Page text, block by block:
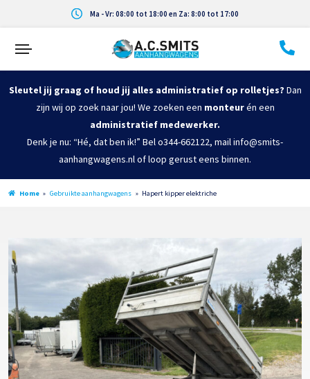
Ma - Vr: 08:00 tot 18:00 en Za: 8:00 tot 17:00
Sleutel jij graag of houd jij alles administratief op rolletjes? Dan
zijn wij op zoek naar jou! We zoeken een monteurén een
administratief medewerker.
Denk je nu: “Hé, dat ben ik!” Bel o344-662122, mail info@smits-
aanhangwagens.nl of loop gerust eens binnen.
Home » Gebruikte aanhangwagens » Hapert kipper elektriche